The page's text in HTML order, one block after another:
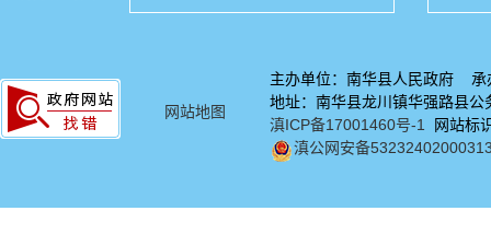
网站地图
主办单位：南华县人民政府 承
地址：南华县龙川镇华强路
滇ICP备17001460号-1
网站标
滇公网安备